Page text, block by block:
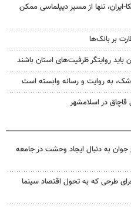
ایران، تنها از مسیر دیپلماسی ممکن
بر بانک‌ها
باید روایتگر ظرفیت‌های استان باشند
به روایت و رسانه وابسته است
به دنبال ایجاد وحشت در جامعه
طرحی که به تحول اقتصاد سینما